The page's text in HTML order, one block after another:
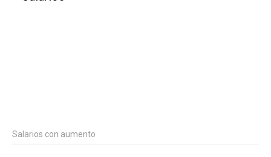
Salarios con aumento